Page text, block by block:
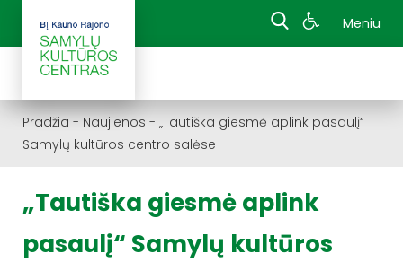
Meniu
Pradžia - Naujienos - „Tautiška giesmė aplink pasaulį“
Samylų kultūros centro salėse
„Tautiška giesmė aplink
pasaulį“ Samylų kultūros